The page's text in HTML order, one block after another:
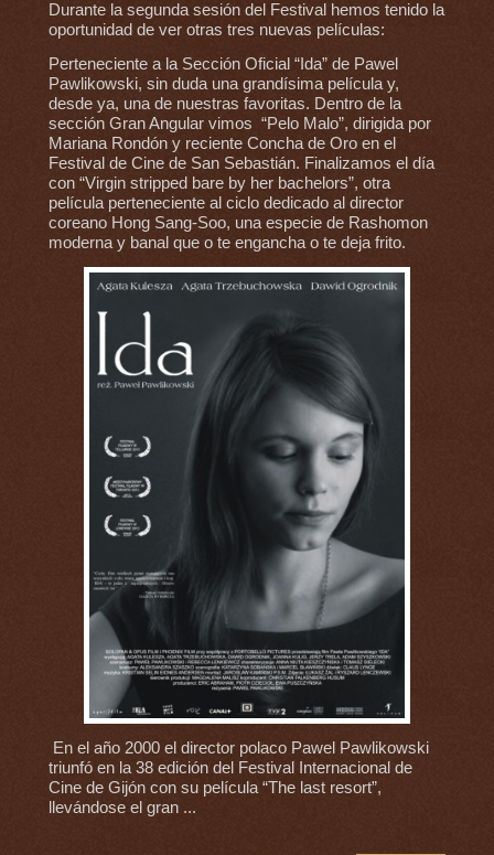
Durante la segunda sesión del Festival hemos tenido la
oportunidad de ver otras tres nuevas películas:
Perteneciente a la Sección Oficial “Ida” de Pawel
Pawlikowski, sin duda una grandísima película y,
desde ya, una de nuestras favoritas. Dentro de la
sección Gran Angular vimos “Pelo Malo”, dirigida por
Mariana Rondón y reciente Concha de Oro en el
Festival de Cine de San Sebastián. Finalizamos el día
con “Virgin stripped bare by her bachelors”, otra
película perteneciente al ciclo dedicado al director
coreano Hong Sang-Soo, una especie de Rashomon
moderna y banal que o te engancha o te deja frito.
En el año 2000 el director polaco Pawel Pawlikowski
triunfó en la 38 edición del Festival Internacional de
Cine de Gijón con su película “The last resort”,
llevándose el gran ...